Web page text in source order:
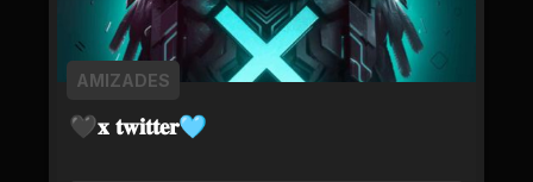
🖤𝐱 𝐭𝐰𝐢𝐭𝐭𝐞𝐫🩵
AMIZADES